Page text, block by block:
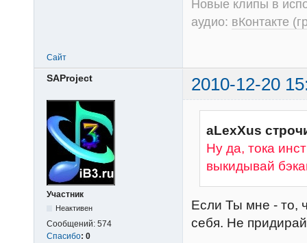
Новые клипы в
аудио: вКонтакте
Сайт
SAProject 2010-12-20
Участник
Неактивен
Сообщений: 574
Спасибо: 0
aLexXus
Ну да, тока
выкидывай
Если Ты мне - то,
себя. Не